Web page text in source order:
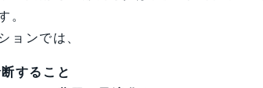
ント
士・岩下政人）
）
。
ョンでは、
すること